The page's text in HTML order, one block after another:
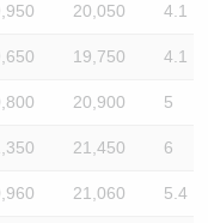
20,050 4.1
19,750 4.1
20,900 5
21,450 6
21,060 5.4